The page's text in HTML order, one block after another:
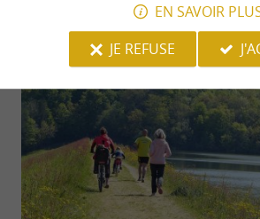
EN SAVOIR
JE REFUSE